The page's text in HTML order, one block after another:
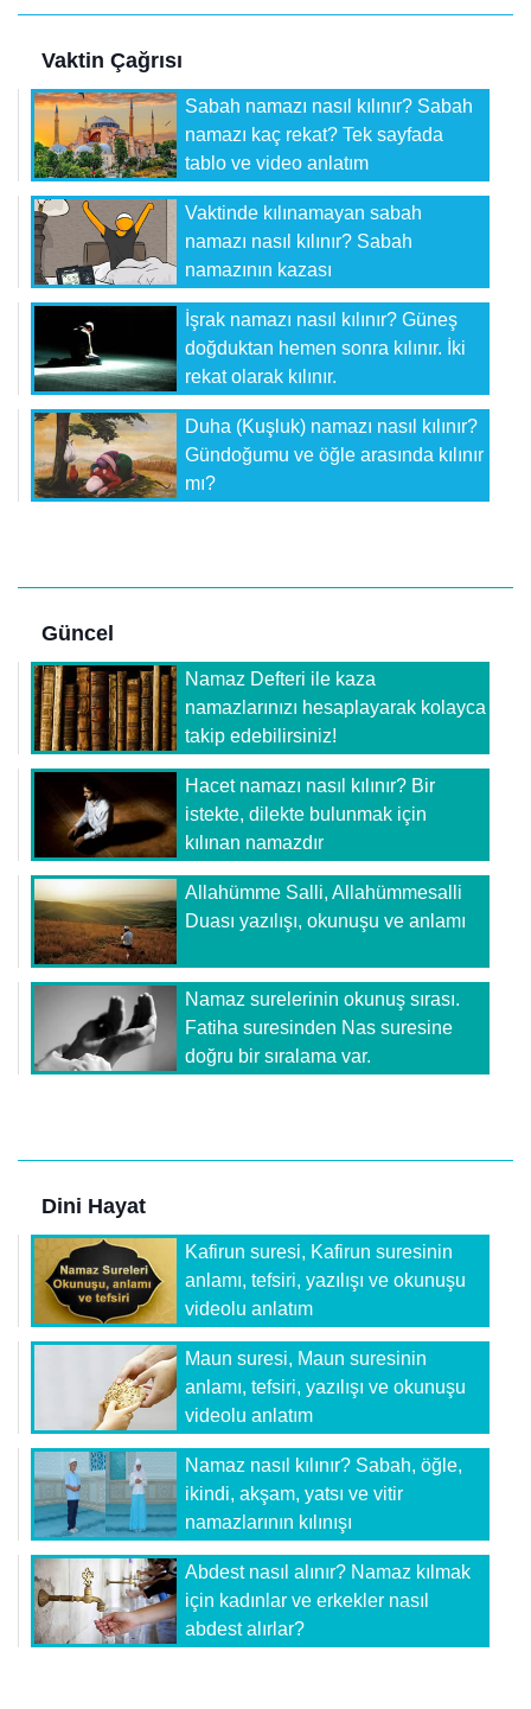
Vaktin Çağrısı
Sabah namazı nasıl kılınır? Sabah
namazı kaç rekat? Tek sayfada
tablo ve video anlatım
Vaktinde kılınamayan sabah
namazı nasıl kılınır? Sabah
namazının kazası
İşrak namazı nasıl kılınır? Güneş
doğduktan hemen sonra kılınır. İki
rekat olarak kılınır.
Duha (Kuşluk) namazı nasıl kılınır?
Gündoğumu ve öğle arasında kılınır
mı?
Güncel
Namaz Defteri ile kaza
namazlarınızı hesaplayarak kolayca
takip edebilirsiniz!
Hacet namazı nasıl kılınır? Bir
istekte, dilekte bulunmak için
kılınan namazdır
Allahümme Salli, Allahümmesalli
Duası yazılışı, okunuşu ve anlamı
Namaz surelerinin okunuş sırası.
Fatiha suresinden Nas suresine
doğru bir sıralama var.
Dini Hayat
Kafirun suresi, Kafirun suresinin
anlamı, tefsiri, yazılışı ve okunuşu
videolu anlatım
Maun suresi, Maun suresinin
anlamı, tefsiri, yazılışı ve okunuşu
videolu anlatım
Namaz nasıl kılınır? Sabah, öğle,
ikindi, akşam, yatsı ve vitir
namazlarının kılınışı
Abdest nasıl alınır? Namaz kılmak
için kadınlar ve erkekler nasıl
abdest alırlar?